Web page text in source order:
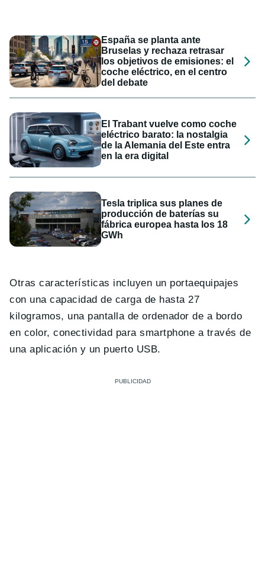
España se planta ante
Bruselas y rechaza retrasar
los objetivos de emisiones: el
coche eléctrico, en el centro
del debate
El Trabant vuelve como coche
eléctrico barato: la nostalgia
de la Alemania del Este entra
en la era digital
Tesla triplica sus planes de
producción de baterías su
fábrica europea hasta los 18
GWh
Otras características incluyen un portaequipajes
con una capacidad de carga de hasta 27
kilogramos, una pantalla de ordenador de a bordo
en color, conectividad para smartphone a través de
una aplicación y un puerto USB.